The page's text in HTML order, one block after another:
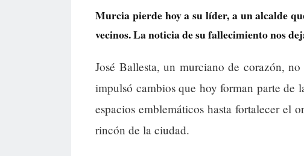
Murcia pierde hoy a su líder, a un alcalde
vecinos. La noticia de su fallecimiento nos
José Ballesta, un murciano de corazón,
impulsó cambios que hoy forman parte de
espacios emblemáticos hasta fortalecer el
rincón de la ciudad.